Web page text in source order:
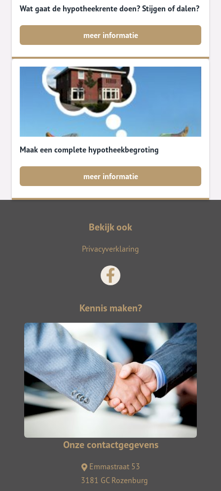
Wat gaat de hypotheekrente doen? Stijgen of dalen?
meer informatie
Maak een complete hypotheekbegroting
meer informatie
Bekijk ook
Privacyverklaring
Kennis maken?
Onze contactgegevens
Emmastraat 53
3181 GC Rozenburg